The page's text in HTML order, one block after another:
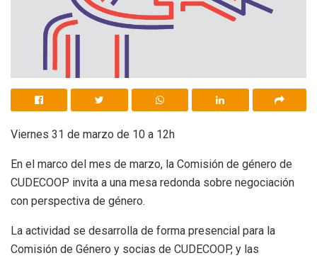
Viernes 31 de marzo de 10 a 12h
En el marco del mes de marzo, la Comisión de género de
CUDECOOP invita a una mesa redonda sobre negociación
con perspectiva de género.
La actividad se desarrolla de forma presencial para la
Comisión de Género y socias de CUDECOOP, y las